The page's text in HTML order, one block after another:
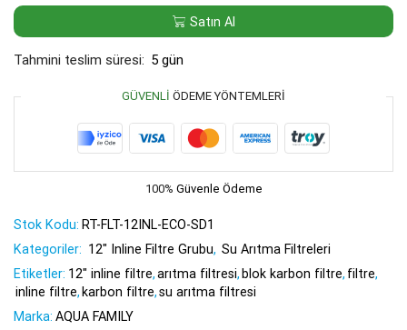
adetSatın Al
Tahmini teslim süresi: 5 gün
GÜVENLI ÖDEME YÖNTEMLERI
100% Güvenle Ödeme
Stok Kodu: RT-FLT-12INL-ECO-SD1
Kategoriler: 12" Inline Filtre Grubu, Su Arıtma Filtreleri
Etiketler: 12" inline filtre,arıtma filtresi, blok karbon filtre, filtre,
inline filtre, karbon filtre,su arıtma filtresi
Marka: AQUA FAMILY